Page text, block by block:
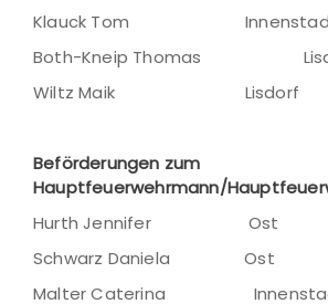
Klauck Tom
Both-Kneip Thomas
Wiltz Maik Lisdorf
Beförderungen zum
Hauptfeuerwehrmann/
Hurth Jennifer Ost
Schwarz Daniela Ost
Malter Caterina